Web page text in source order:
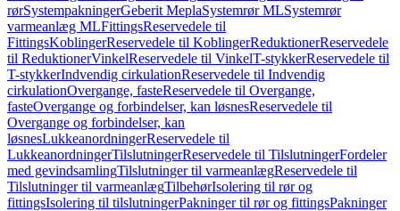
rørSystempakningerGeberit MeplaSystemrør MLSystemrør
varmeanlæg MLFittingsReservedele til
FittingsKoblingerReservedele til KoblingerReduktionerReservedele
til ReduktionerVinkelReservedele til VinkelT-stykkerReservedele til
T-stykkerIndvendig cirkulationReservedele til Indvendig
cirkulationOvergange, fasteReservedele til Overgange,
fasteOvergange og forbindelser, kan løsnesReservedele til
Overgange og forbindelser, kan
løsnesLukkeanordningerReservedele til
LukkeanordningerTilslutningerReservedele til TilslutningerFordeler
med gevindsamlingTilslutninger til varmeanlægReservedele til
Tilslutninger til varmeanlægTilbehørIsolering til rør og
fittingsIsolering til tilslutningerPakninger til rør og fittingsPakninger